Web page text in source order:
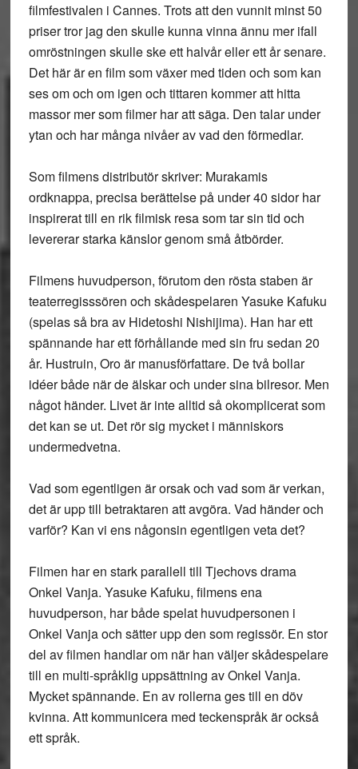
filmfestivalen i Cannes. Trots att den vunnit minst 50
priser tror jag den skulle kunna vinna ännu mer ifall
omröstningen skulle ske ett halvår eller ett år senare.
Det här är en film som växer med tiden och som kan
ses om och om igen och tittaren kommer att hitta
massor mer som filmer har att säga. Den talar under
ytan och har många nivåer av vad den förmedlar.
Som filmens distributör skriver: Murakamis
ordknappa, precisa berättelse på under 40 sidor har
inspirerat till en rik filmisk resa som tar sin tid och
levererar starka känslor genom små åtbörder.
Filmens huvudperson, förutom den rösta staben är
teaterregisssören och skådespelaren Yasuke Kafuku
(spelas så bra av Hidetoshi Nishijima). Han har ett
spännande har ett förhållande med sin fru sedan 20
år. Hustruin, Oro är manusförfattare. De två bollar
idéer både när de älskar och under sina bilresor. Men
något händer. Livet är inte alltid så okomplicerat som
det kan se ut. Det rör sig mycket i människors
undermedvetna.
Vad som egentligen är orsak och vad som är verkan,
det är upp till betraktaren att avgöra. Vad händer och
varför? Kan vi ens någonsin egentligen veta det?
Filmen har en stark parallell till Tjechovs drama
Onkel Vanja. Yasuke Kafuku, filmens ena
huvudperson, har både spelat huvudpersonen i
Onkel Vanja och sätter upp den som regissör. En stor
del av filmen handlar om när han väljer skådespelare
till en multi-språklig uppsättning av Onkel Vanja.
Mycket spännande. En av rollerna ges till en döv
kvinna. Att kommunicera med teckenspråk är också
ett språk.